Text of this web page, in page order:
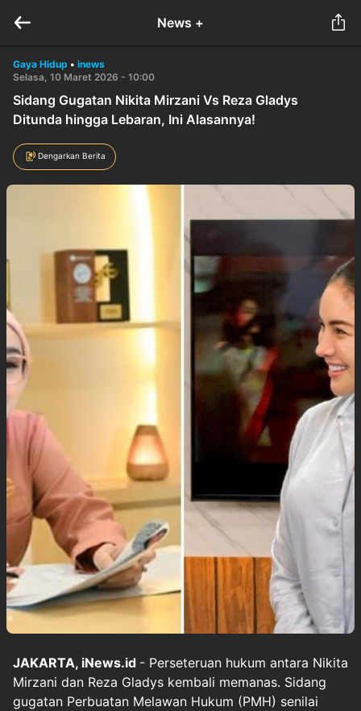
News +
Gaya Hidup • inews
Selasa, 10 Maret 2026 - 10:00
Sidang Gugatan Nikita Mirzani Vs Reza Gladys
Ditunda hingga Lebaran, Ini Alasannya!
Dengarkan Berita
JAKARTA, iNews.id - Perseteruan hukum antara Nikita
Mirzani dan Reza Gladys kembali memanas. Sidang
gugatan Perbuatan Melawan Hukum (PMH) senilai